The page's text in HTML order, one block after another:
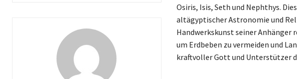
Osiris, Isis, Seth und Nephthys.
altägyptischer Astronomie und
Handwerkskunst seiner Anhänger
um Erdbeben zu vermeiden und
kraftvoller Gott und Unterstützer